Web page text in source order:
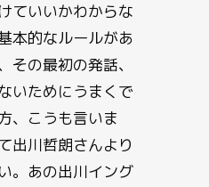
ていいかわからな
本的なルールがあ
その最初の発話、
いためにうまくで
、こうも言いま
出川哲朗さんより
。あの出川イング